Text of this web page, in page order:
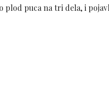
puca na tri dela, i